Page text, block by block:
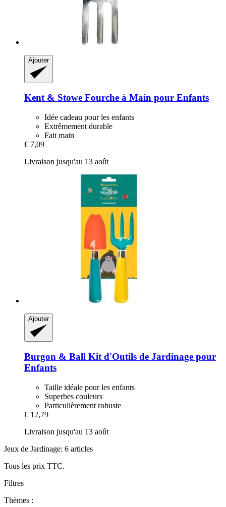
Ajouter
Kent & Stowe Fourche à Main pour Enfants
Idée cadeau pour les enfants
Extrêmement durable
Fait main
€ 7,09
Livraison jusqu'au 13 août
Ajouter
Burgon & Ball Kit d'Outils de Jardinage pour
Enfants
Taille idéale pour les enfants
Superbes couleurs
Particulièrement robuste
€ 12,79
Livraison jusqu'au 13 août
Jeux de Jardinage: 6 articles
Tous les prix TTC.
Filtres
Thèmes :